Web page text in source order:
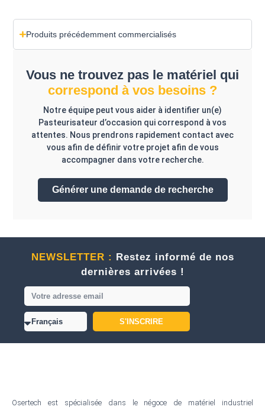
Produits précédemment commercialisés
Vous ne trouvez pas le matériel qui
correspond à vos besoins ?
Notre équipe peut vous aider à identifier un(e)
Pasteurisateur d’occasion qui correspond à vos
attentes. Nous prendrons rapidement contact avec
vous afin de définir votre projet afin de vous
accompagner dans votre recherche.
Générer une demande de recherche
NEWSLETTER : Restez informé de nos
dernières arrivées !
S'INSCRIRE
Osertech est spécialisée dans le négoce de matériel industriel